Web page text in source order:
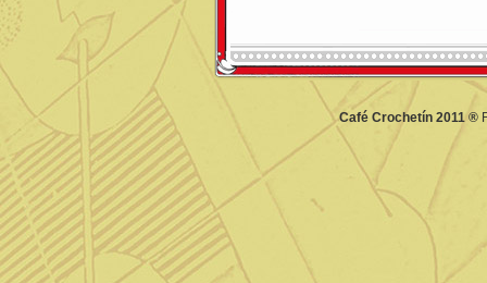
Café Crochetín 2011 ®